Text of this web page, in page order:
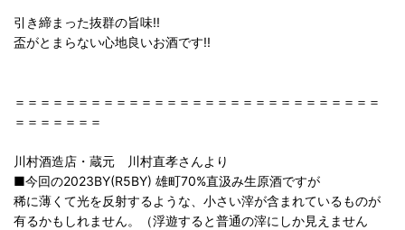
引き締まった抜群の旨味!!
盃がとまらない心地良いお酒です!!
＝＝＝＝＝＝＝＝＝＝＝＝＝＝＝＝＝＝＝＝＝＝＝＝＝＝＝＝＝
＝＝＝＝＝＝＝
川村酒造店・蔵元 川村直孝さんより
■今回の2023BY(R5BY) 雄町70%直汲み生原酒ですが
稀に薄くて光を反射するような、小さい滓が含まれているものが
有るかもしれません。（浮遊すると普通の滓にしか見えません